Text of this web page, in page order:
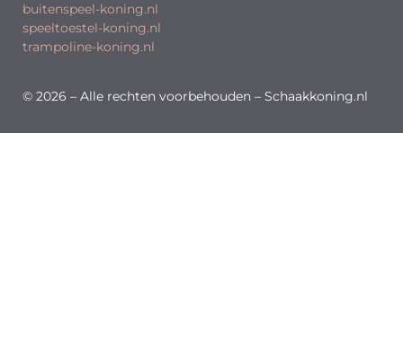
buitenspeel-koning.nl
speeltoestel-koning.nl
trampoline-koning.nl
© 2026 – Alle rechten voorbehouden – Schaakkoning.nl